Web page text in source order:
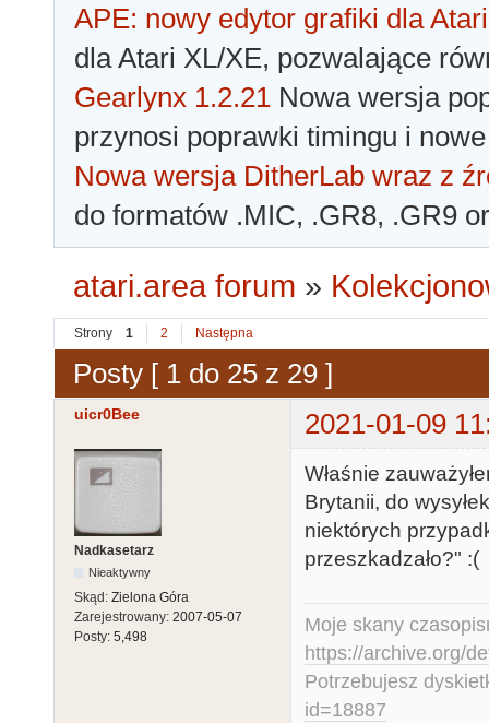
APE: nowy edytor grafiki dla Atari
dla Atari XL/XE, pozwalające
Gearlynx 1.2.21 Nowa wersja
przynosi poprawki timingu i
Nowa wersja DitherLab wraz z
do formatów .MIC, .GR8, .GR9
atari.area forum »
Strony 1 2 Następna
Posty [ 1 do 25 z 29 ]
uicr0Bee 2021-01-09
Nadkasetarz
Nieaktywny
Skąd: Zielona Góra
Zarejestrowany: 2007-05-07
Posty: 5,498
Właśnie
Brytanii, do
niektórych
przeszkadzało?" :(
Moje skany
https://archive.org/
Potrzebujesz
id=18887